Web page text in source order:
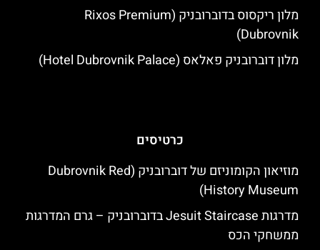
מלון ריקסוס בדוברובניק (Rixos Premium
Dubrovnik)
מלון דוברובניק פאלאס (Hotel Dubrovnik Palace)
כרטיסים
מוזיאון הקומוניזם של דוברובניק (Dubrovnik Red
History Museum)
מדרגות Jesuit Staircase בדוברובניק – גרם המדרגות
ממשחקי הכס